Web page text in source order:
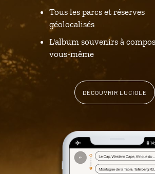
Tous les parcs et réserves
géolocalisés
L'album souvenirs à
vous-même
DÉCOUVRIR LUCIOLE